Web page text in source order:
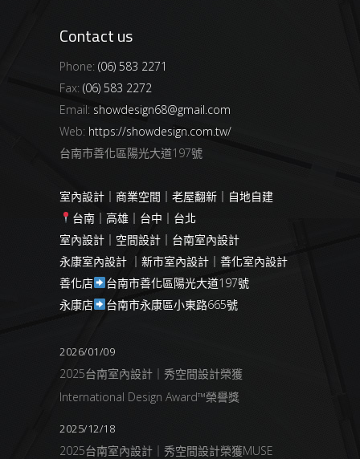
Contact us
Phone: (06) 583 2271
Fax: (06) 583 2272
Email: showdesign68@gmail.com
Web: https://showdesign.com.tw/
台南市善化區陽光大道197號
室內設計｜商業空間｜老屋翻新｜自地自建
台南｜高雄｜台中｜台北
室內設計｜空間設計｜台南室內設計
永康室內設計 ｜新市室內設計｜善化室內設計
善化店
台南市善化區陽光大道197號
永康店
台南市永康區小東路665號
2026/01/09
2025台南室內設計｜秀空間設計榮獲
International Design Award™榮譽獎
2025/12/18
2025台南室內設計｜秀空間設計榮獲MUSE